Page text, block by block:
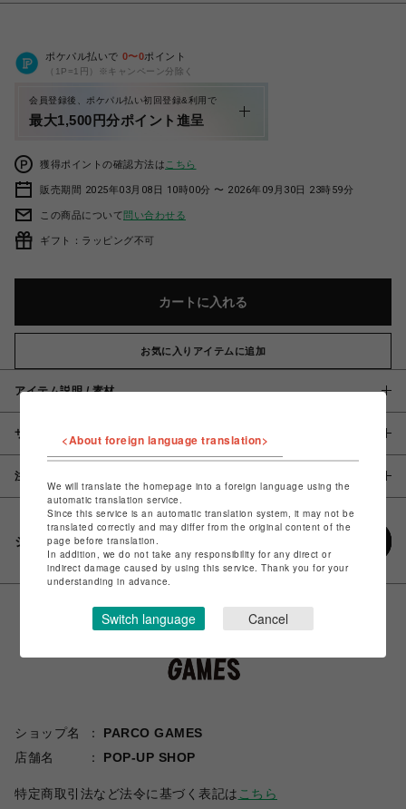
ポケパル払いで 0〜0ポイント
（1P=1円）※キャンペーン分除く
会員登録後、ポケパル払い初回登録&利用で
最大1,500円分ポイント進呈
獲得ポイントの確認方法は こちら
販売期間 2025年03月08日 10時00分 〜 2026年09月30日 23時59分
この商品について問い合わせる
ギフト：ラッピング不可
カートに入れる
お気に入りアイテムに追加
アイテム説明 / 素材
サイズ
注意事項
シェアする
ショップ名
PARCO GAMES
店舗名
POP-UP SHOP
特定商取引法など法令に基づく表記は こちら
<About foreign language translation>
We will translate the homepage into a foreign language using the
automatic translation service.
Since this service is an automatic translation system, it may not be
translated correctly and may differ from the original content of the
page before translation.
In addition, we do not take any responsibility for any direct or
indirect damage caused by using this service. Thank you for your
understanding in advance.
Switch language Cancel